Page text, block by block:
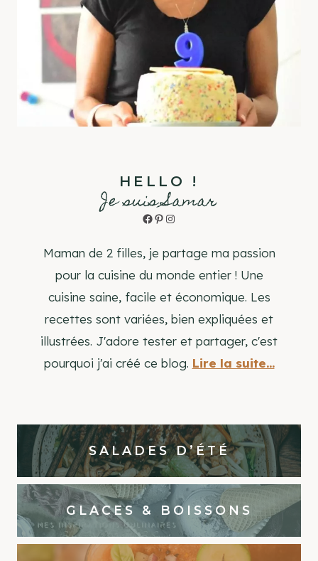
HELLO !
Je suis Samar
Facebook
Pinterest
Instagram
Maman de 2 filles, je partage ma passion
pour la cuisine du monde entier ! Une
cuisine saine, facile et économique. Les
recettes sont variées, bien expliquées et
illustrées. J'adore tester et partager, c'est
pourquoi j'ai créé ce blog. Lire la suite...
SALADES D’ÉTÉ
GLACES & BOISSONS